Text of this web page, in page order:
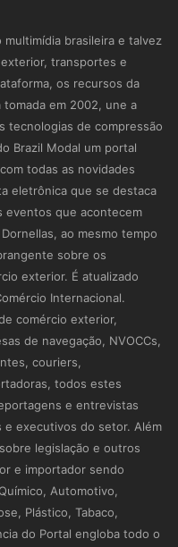
multimídia brasileira e talvez
transportes e
os recursos da
em 2002, une a
tecnologias de compressão
Brazil Modal um portal
todas as novidades
eletrônica que se destaca
eventos que acontecem
ao mesmo tempo
sobre os
exterior. É atualizado
Internacional.
comércio exterior,
de navegação, NVOCCs,
couriers,
todos estes
e entrevistas
e executivos do setor. Além
legislação e outros
e importador sendo
Automotivo,
Plástico, Tabaco,
do Portal engloba todo o